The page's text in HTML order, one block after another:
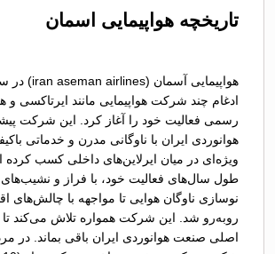
تاریخچه هواپیمایی اسمان
ادغام چند شرکت هواپیمایی مانند ایرتاکسی و
رسمی فعالیت خود را آغاز کرد. این شرکت
هوانوردی ایران با ناوگانی مدرن و خدماتی
ویژه‌ای در میان ایرلاین‌های داخلی کسب
طول سال‌های فعالیت خود، با فراز و نشیب‌های
نوسازی ناوگان هوایی تا مواجهه با چالش‌های
روبه‌رو شد. این شرکت همواره تلاش می‌کند تا